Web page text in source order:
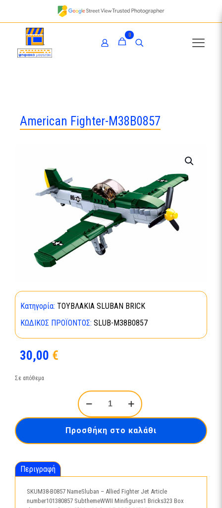
0
American Fighter-M38B0857
Κατηγορία: ΤΟΥΒΛΑΚΙΑ SLUBAN BRICK
ΚΩΔΙΚΌΣ ΠΡΟΪΌΝΤΟΣ: SLUB-M38B0857
30,00 €
Σε απόθεμα
American
Fighter-
M38B0857
Προσθήκη στο καλάθι
Περιγραφή
SKUM38-B0857 NameSluban – Allied Fighter Jet Article
number101380857 SubthemeWWII Minifigures1 Bricks323 Box